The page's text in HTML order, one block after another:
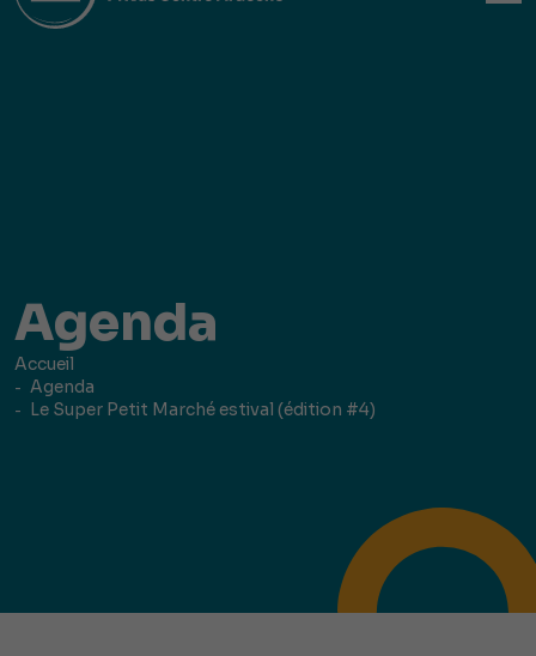
Agenda
Accueil
Agenda
Le Super Petit Marché estival (édition #4)